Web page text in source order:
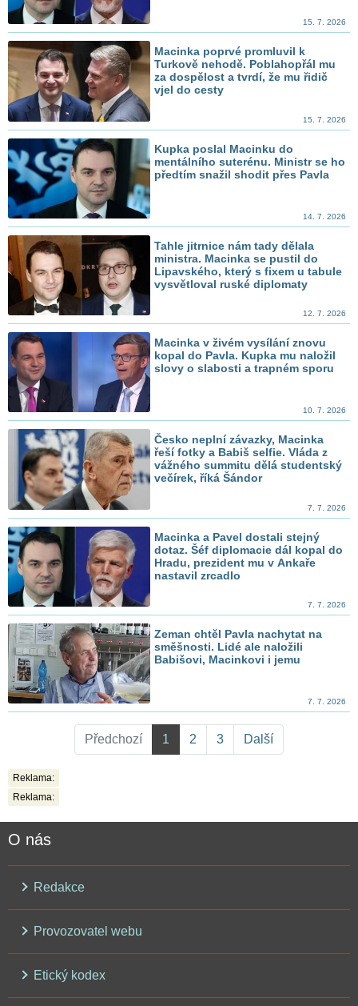
15. 7. 2026
Macinka poprvé promluvil k
Turkově nehodě. Poblahopřál mu
za dospělost a tvrdí, že mu řidič
vjel do cesty
15. 7. 2026
Kupka poslal Macinku do
mentálního suterénu. Ministr se ho
předtím snažil shodit přes Pavla
14. 7. 2026
Tahle jitrnice nám tady dělala
ministra. Macinka se pustil do
Lipavského, který s fixem u tabule
vysvětloval ruské diplomaty
12. 7. 2026
Macinka v živém vysílání znovu
kopal do Pavla. Kupka mu naložil
slovy o slabosti a trapném sporu
10. 7. 2026
Česko neplní závazky, Macinka
řeší fotky a Babiš selfie. Vláda z
vážného summitu dělá studentský
večírek, říká Šándor
7. 7. 2026
Macinka a Pavel dostali stejný
dotaz. Šéf diplomacie dál kopal do
Hradu, prezident mu v Ankaře
nastavil zrcadlo
7. 7. 2026
Zeman chtěl Pavla nachytat na
směšnosti. Lidé ale naložili
Babišovi, Macinkovi i jemu
7. 7. 2026
Předchozí 1 2 3 Další
Reklama:
Reklama:
O nás
Redakce
Provozovatel webu
Etický kodex